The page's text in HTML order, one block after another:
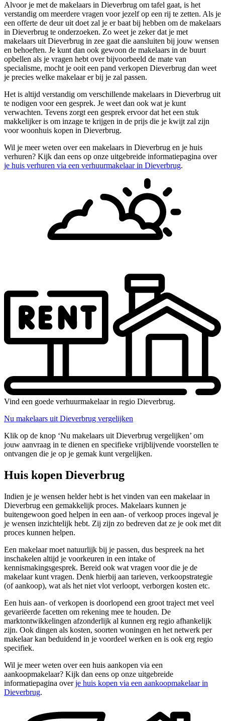
Alvoor je met de makelaars in Dieverbrug om tafel gaat, is het
verstandig om meerdere vragen voor jezelf op een rij te zetten. Als je
een offerte de deur uit doet zal je er baat bij hebben om de makelaars
in Dieverbrug te onderzoeken. Zo weet je zeker dat je met
makelaars uit Dieverbrug in zee gaat die aansluiten bij jouw wensen
en behoeften. Je kunt dan ook gewoon de makelaars in de buurt
opbellen als je vragen hebt over bijvoorbeeld de mate van
specialisme, mocht je ooit een pand verkopen Dieverbrug dan weet
je precies welke makelaar er bij je zal passen.
Het is altijd verstandig om verschillende makelaars in Dieverbrug uit
te nodigen voor een gesprek. Je weet dan ook wat je kunt
verwachten. Tevens zorgt een gesprek ervoor dat het een stuk
makkelijker is om inzage te krijgen in de prijs die je kwijt zal zijn
voor woonhuis kopen in Dieverbrug.
Wil je meer weten over een makelaars in Dieverbrug en je huis
verhuren? Kijk dan eens op onze uitgebreide informatiepagina over
je huis verhuren via een verhuurmakelaar in Dieverbrug.
Vind een goede verhuurmakelaar in regio Dieverbrug.
Nu makelaars uit Dieverbrug vergelijken
Klik op de knop ‘Nu makelaars uit Dieverbrug vergelijken’ om
jouw aanvraag in te dienen en specifieke vrijblijvende voorstellen te
ontvangen die je op je gemak kunt vergelijken.
Huis kopen Dieverbrug
Indien je je wensen helder hebt is het vinden van een makelaar in
Dieverbrug een gemakkelijk proces. Makelaars kunnen je
buitengewoon goed helpen in een aan- of verkoop proces ingeval je
je wensen inzichtelijk hebt. Zij zijn zo bedreven dat ze je ook met dit
proces kunnen helpen.
Een makelaar moet natuurlijk bij je passen, dus bespreek na het
inschakelen altijd je voorkeuren in een intake of
kennismakingsgesprek. Bereid ook wat vragen voor die je de
makelaar kunt vragen. Denk hierbij aan tarieven, verkoopstrategie
(of aankoop), wat als het niet vlot verloopt, verborgen kosten etc.
Een huis aan- of verkopen is doorlopend een groot traject met veel
gevariëerde facetten om rekening mee te houden. De
marktontwikkelingen afzonderlijk al kunnen erg regio afhankelijk
zijn. Ook dingen als kosten, soorten woningen en het netwerk per
makelaar kan beduidend in je voordeel werken en is ook erg regio
specifiek.
Wil je meer weten over een huis aankopen via een
aankoopmakelaar? Kijk dan eens op onze uitgebreide
informatiepagina overje huis kopen via een aankoopmakelaar in
Dieverbrug.